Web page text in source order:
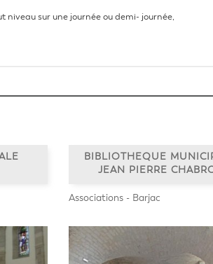
niveau sur une journée ou demi- journée,
BIBLIOTHEQUE
JEAN PIERRE
Associations - Barjac